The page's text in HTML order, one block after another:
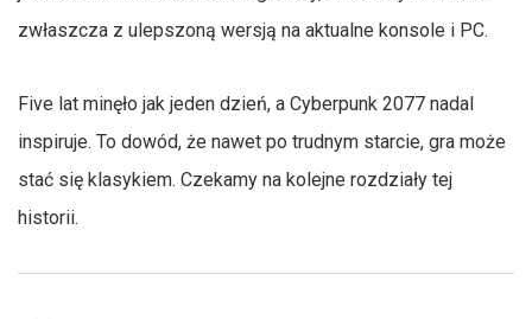
zwłaszcza z ulepszoną wersją na aktualne konsole i PC.
Five lat minęło jak jeden dzień, a Cyberpunk 2077 nadal
inspiruje. To dowód, że nawet po trudnym starcie, gra może
stać się klasykiem. Czekamy na kolejne rozdziały tej
historii.